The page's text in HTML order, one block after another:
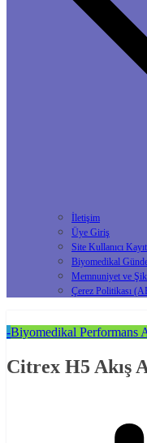
İletişim
Üye Giriş
Site Kullanıcı Kayıt
Biyomedikal
Memnuniyet ve
Çerez Politikası
-Biyomedikal Performans
Citrex H5 Akış